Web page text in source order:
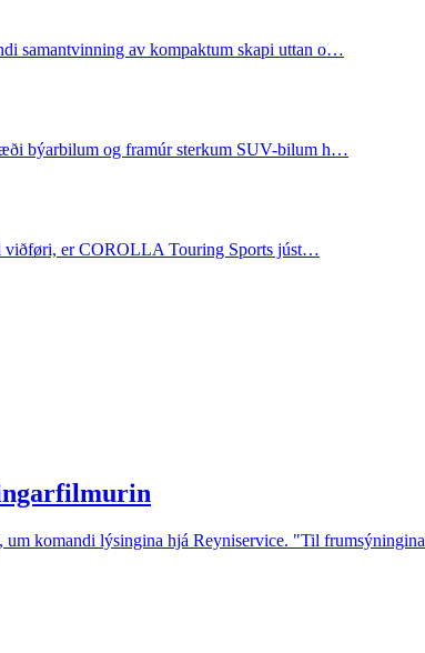
samantvinning av kompaktum skapi uttan o…
býarbilum og framúr sterkum SUV-bilum h…
viðføri, er COROLLA Touring Sports júst…
komandi lýsingina hjá Reyniservice. "Til